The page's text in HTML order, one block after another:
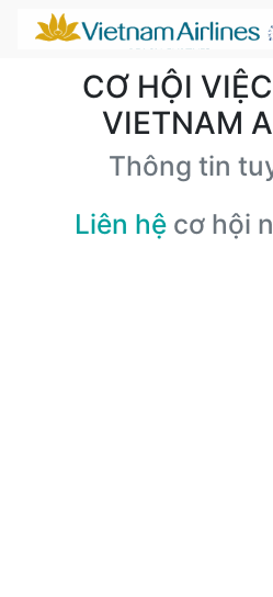
CƠ HỘI
VIETNAM
Thông tin
Liên hệ cơ hội